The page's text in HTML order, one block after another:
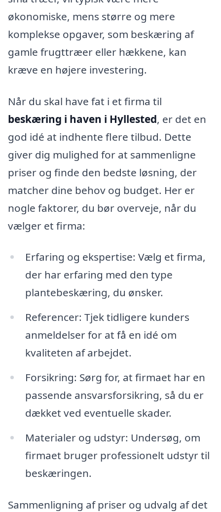
økonomiske, mens større og mere
komplekse opgaver, som beskæring af
gamle frugttræer eller hækkene, kan
kræve en højere investering.
Når du skal have fat i et firma til
beskæring i haven i Hyllested, er det en
god idé at indhente flere tilbud. Dette
giver dig mulighed for at sammenligne
priser og finde den bedste løsning, der
matcher dine behov og budget. Her er
nogle faktorer, du bør overveje, når du
vælger et firma:
Erfaring og ekspertise: Vælg et firma,
der har erfaring med den type
plantebeskæring, du ønsker.
Referencer: Tjek tidligere kunders
anmeldelser for at få en idé om
kvaliteten af arbejdet.
Forsikring: Sørg for, at firmaet har en
passende ansvarsforsikring, så du er
dækket ved eventuelle skader.
Materialer og udstyr: Undersøg, om
firmaet bruger professionelt udstyr til
beskæringen.
Sammenligning af priser og udvalg af det